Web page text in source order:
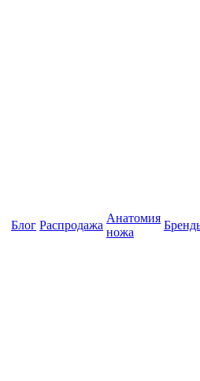
Блог Распродажа
Анатомия
ножа